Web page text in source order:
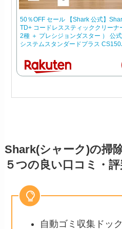
50％OFF セール 【Shark 公式】
TD+ コードレススティッククリー
2種 ＋ プレシジョンダスター ） 公
システムスタンダードプラス
Shark(シャーク)の掃
５つの良い口コミ・評
自動ゴミ収集ドッ